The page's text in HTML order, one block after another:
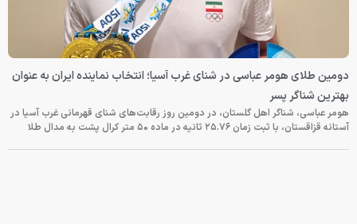
دومین طلای هومر عباسی در شنای غرب آسیا؛ انتخاب نماینده ایران به عنوان
بهترین شناگر پسر
هومر عباسی، شناگر اهل گلستان، در دومین روز رقابت‌های شنای قهرمانی غرب آسیا در
آستانه قزاقستان، با ثبت زمان ۲۵.۷۶ ثانیه در ماده ۵۰ متر کرال پشت به مدال طلا